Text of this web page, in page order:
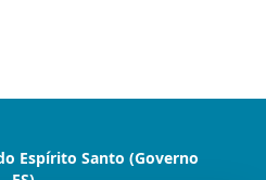
Espírito Santo (Governo